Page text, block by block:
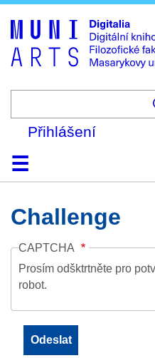
Přihlášení
DomůKolekce
Prohlížení
Vyhledávání
O platformě
Challenge
CAPTCHA
Prosím odšktrtněte pro
robot.